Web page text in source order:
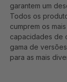
garantem um
Todos os
cumprem os
capacidades de
gama de
para as mais